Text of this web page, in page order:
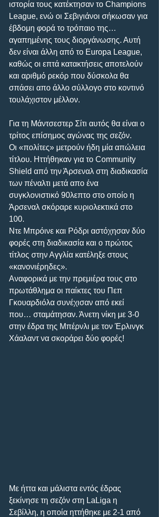
ιστορία τους κατέκτησαν το Champions
League, ενώ οι Σεβιγιάνοι σήκωσαν για
έβδομη φορά το τρόπαιο της…
αγαπημένης τους διοργάνωσης. Αυτή
δεν είναι άλλη από το Europa League,
καθώς οι επτά κατακτήσεις αποτελούν
και αριθμό ρεκόρ που δύσκολα θα
σπάσει απο άλλο σύλλογο στο κοντινό
τουλάχιστον μέλλον.
Για τη Μάντσεστερ Σίτι αυτός θα είναι ο
τρίτος επίσημος αγώνας της σεζόν.
Οι «πολίτες» μετρούν ήδη μία απώλεια
τίτλου. Ηττήθηκαν για το Community
Shield από την Άρσεναλ στη διαδικασία
των πέναλτι μετά απο ένα
συγκλονιστικό 90λεπτο στο οποίο η
Άρσεναλ σκόραρε κυριολεκτικά στο
100.
Ντε Μπρόινε και Ρόδρι αστόχησαν δύο
φορές στη διαδικασία και ο πρώτος
τίτλος στην Αγγλία κατέληξε στους
«κανονιέρηδες».
Αναφορικά με την πρεμιέρα τους στο
πρωτάθλημα οι παίκτες του Πεπ
Γκουαρδιόλα συνέχισαν από εκεί
που… σταμάτησαν. Άνετη νίκη με 3-0
στην έδρα της Μπέρνλι με τον Έρλινγκ
Χάαλαντ να σκοράρει δύο φορές!
Με ήττα και μάλιστα εντός έδρας
ξεκίνησε τη σεζόν στη LaLiga η
Σεβίλλη, η οποία ηττήθηκε με 2-1 από